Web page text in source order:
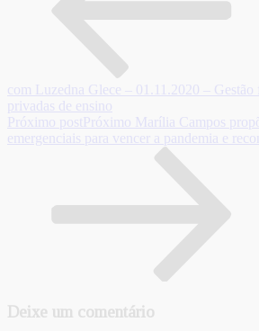
com Luzedna Glece – 01.11.2020 –
privadas de ensino
Próximo post Próximo Marília Campos
emergenciais para vencer a pandemia e
Deixe um comentário